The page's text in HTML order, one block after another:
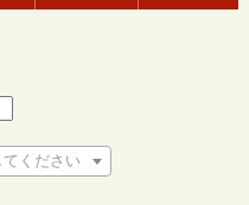
ください